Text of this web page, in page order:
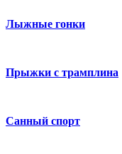
Лыжные гонки
Прыжки с трамплина
Санный спорт